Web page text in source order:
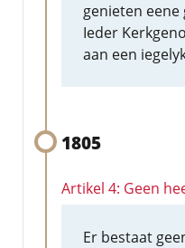
genieten
Ieder
aan een
1805
Artikel 4: Geen
Er bestaat